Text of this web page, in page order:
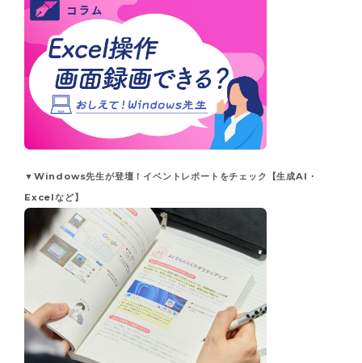
▼Windows先生が登壇！イベントレポートをチェック【生成AI・
Excelなど】